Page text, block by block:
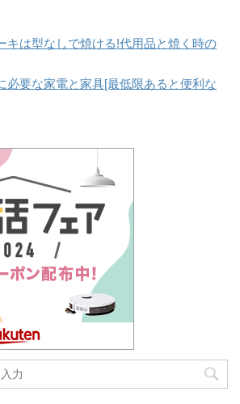
キは型なしで焼ける!代用品と焼く時の
必要な家電と家具[最低限あると便利な